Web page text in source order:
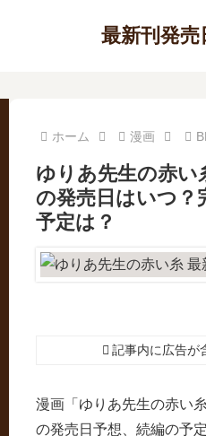
最新刊発
ホーム 漫画
ゆりあ先生の赤い
の発売日はいつ？
予定は？
記事内に広告が
漫画「ゆりあ先生の赤い
の発売日予想、続編の予